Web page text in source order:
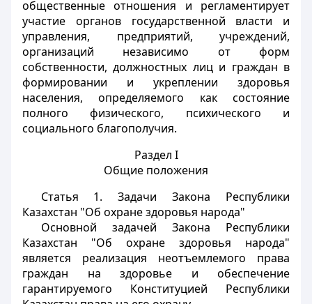
общественные отношения и регламентирует
участие органов государственной власти и
управления, предприятий, учреждений,
организаций независимо от форм
собственности, должностных лиц и граждан в
формировании и укреплении здоровья
населения, определяемого как состояние
полного физического, психического и
социального благополучия.
Раздел I
Общие положения
Статья 1. Задачи Закона Республики
Казахстан "Об охране здоровья народа"
Основной задачей Закона Республики
Казахстан "Об охране здоровья народа"
является реализация неотъемлемого права
граждан на здоровье и обеспечение
гарантируемого Конституцией Республики